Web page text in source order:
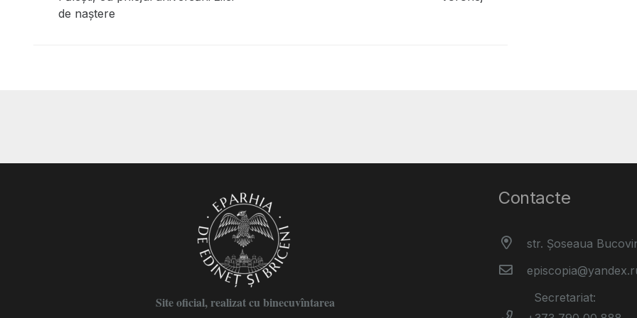
de naștere
Site oficial, realizat cu binecuvîntarea
Contacte
str. Șoseaua
Secretariat: